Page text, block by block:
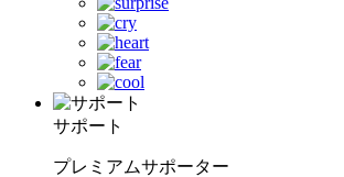
サポート
プレミアムサポーター